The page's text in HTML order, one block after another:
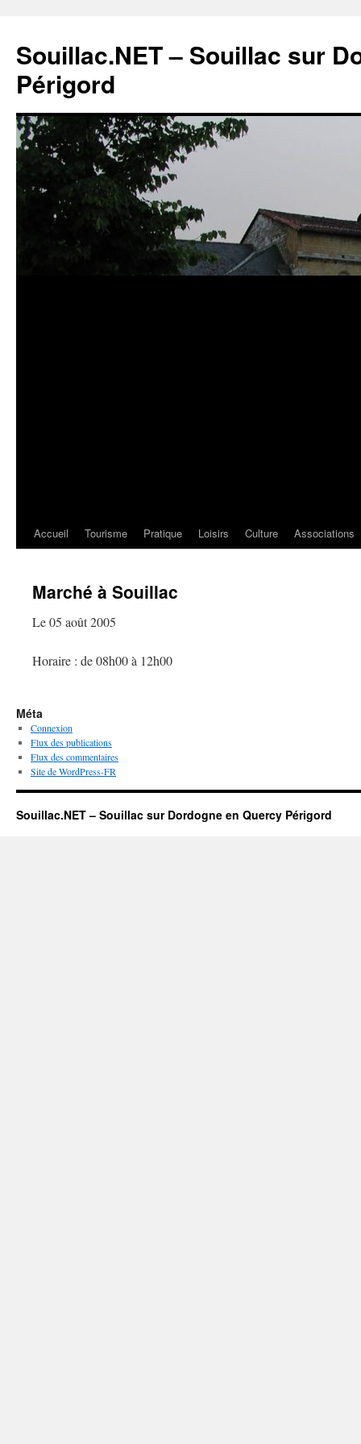
Souillac.NET – Souillac sur
Périgord
Accueil Tourisme Pratique Loisirs Culture Associations
Marché à Souillac
Le 05 août 2005
Horaire : de 08h00 à 12h00
Méta
Connexion
Flux des publications
Flux des commentaires
Site de WordPress-FR
Souillac.NET – Souillac sur Dordogne en Quercy Périgord